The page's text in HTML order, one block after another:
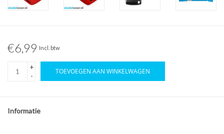
€6,99 Incl. btw
+
-
TOEVOEGEN AAN WINKELWAGEN
Informatie